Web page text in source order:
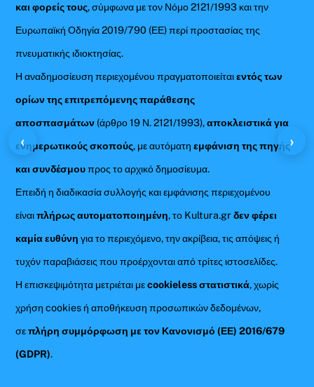
και φορείς τους, σύμφωνα με τον Νόμο 2121/1993 και την
Ευρωπαϊκή Οδηγία 2019/790 (ΕΕ) περί προστασίας της
πνευματικής ιδιοκτησίας.
Η αναδημοσίευση περιεχομένου πραγματοποιείταιεντός των
ορίων της επιτρεπόμενης παράθεσης
αποσπασμάτων (άρθρο 19 Ν. 2121/1993),αποκλειστικά για
ενημερωτικούς σκοπούς, με αυτόματηεμφάνιση της πηγής
και συνδέσμουπρος το αρχικό δημοσίευμα.
Επειδή η διαδικασία συλλογής και εμφάνισης περιεχομένου
είναιπλήρως αυτοματοποιημένη, το Kultura.grδεν φέρει
καμία ευθύνη για το περιεχόμενο, την ακρίβεια, τις απόψεις ή
τυχόν παραβιάσεις που προέρχονται από τρίτες ιστοσελίδες.
Η επισκεψιμότητα μετριέται μεcookieless στατιστικά, χωρίς
χρήση cookies ή αποθήκευση προσωπικών δεδομένων,
σεπλήρη συμμόρφωση με τον Κανονισμό (ΕΕ) 2016/679
(GDPR).
‹ ›